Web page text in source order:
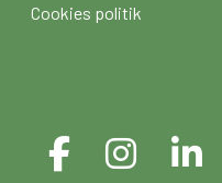
Cookies politik